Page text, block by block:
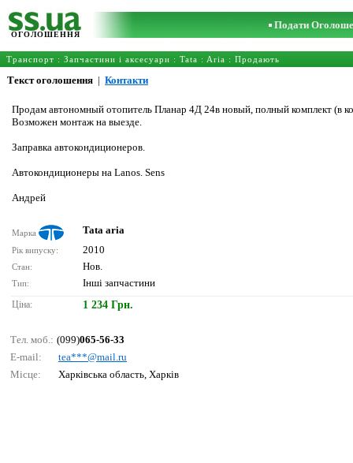
ОГОЛОШЕННЯ
Подати
Транспорт : Запчастини і аксесуари : Tata : Aria : Продають
Текст оголошення | Контакти
Продам автономный отопитель Планар 4Д 24в новый, полный комплект (в
Возможен монтаж на выезде.
Заправка автокондиционеров.
Автокондиционеры на Lanos. Sens
Андрей
Марка Tata aria
Рік випуску: 2010
Стан: Нов.
Тип: Інші запчастини
Ціна: 1 234 Грн.
Тел. моб.: (099)065-56-33
E-mail:
tеа***@mаil.ru
Місце:
Харківська область, Харків